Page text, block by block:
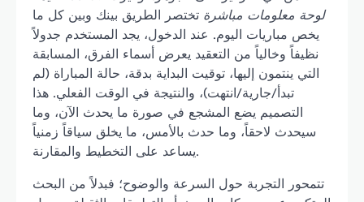
لوحة معلومات مباشرة تختصر الطريق بينك وبين كل ما
يخص مباريات اليوم. عند الدخول، يجد المستخدم جدولاً
نظيفاً وخالياً من التعقيد يعرض أسماء الفرق، المسابقة
التي ينتمون إليها، توقيت البداية بدقة، حالة المباراة (لم
تبدأ/جارية/انتهت)، والنتيجة في الوقت الفعلي. هذا
التصميم يضع المشجع في صورة ما يحدث الآن، وما
سيحدث لاحقاً، وما حدث بالأمس، ما يخلق سياقاً زمنياً
يساعد على التخطيط والمقارنة.
تتمحور التجربة حول السرعة والوضوح؛ فبدلاً من البحث